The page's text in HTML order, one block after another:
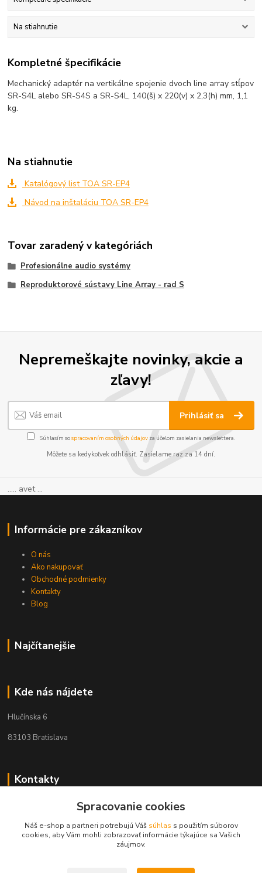
Na stiahnutie
Kompletné špecifikácie
Mechanický adaptér na vertikálne spojenie dvoch line array stĺpov
SR-S4L alebo SR-S4S a SR-S4L, 140(š) x 220(v) x 2,3(h) mm, 1,1
kg.
Na stiahnutie
Katalógový list TOA SR-EP4
Návod na inštaláciu TOA SR-EP4
Tovar zaradený v kategóriách
Profesionálne audio systémy
Reproduktorové sústavy Line Array - rad S
Nepremeškajte novinky, akcie a
zľavy!
Prihlásiť sa
Súhlasím sospracovaním osobných údajov za účelom zasielania newslettera.
Môžete sa kedykoľvek odhlásiť. Zasielame raz za 14 dní.
..... avet ...
Informácie pre zákazníkov
O nás
Ako nakupovať
Obchodné podmienky
Kontakty
Blog
Najčítanejšie
Kde nás nájdete
Hlučínska 6
83103 Bratislava
Kontakty
+421 908 678 479
info@audiovideoshop.sk
Spracovanie cookies
Náš e-shop a partneri potrebujú Váš súhlas s použitím súborov
cookies, aby Vám mohli zobrazovať informácie týkajúce sa Vašich
záujmov.